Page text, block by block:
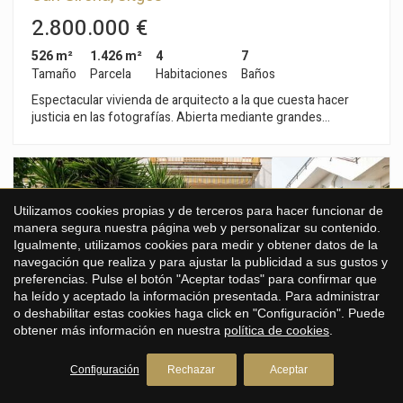
2.800.000 €
526 m²
Tamaño
1.426 m²
Parcela
4
Habitaciones
7
Baños
Espectacular vivienda de arquitecto a la que cuesta hacer
justicia en las fotografías. Abierta mediante grandes
eficiencia energética, de techos muy altos y espacios de
grandes dimensiones, se diseñó para una familia que busque
una casa moderna, de gran privacidad y tranquilidad y a la vez,
cerca del centro de Sitges. Desde la planta de calle se accede
a un parking con capacidad al menos para 3 coches. La zona
de entrada puede además alojar 4 o 5 vehículos de invitados.
En esta planta también se encuentra un lavadero, con
lavadora, secadora y armarios suficientes para alojar la colada
de una gran familia. En esta planta se aloja también todas el
cuarto de máquinas de la casa y de la piscina: calefacción por
aerotérmia, purificador de agua, descalcificador... Se accede a
la primera planta mediante ascensor por unas cómodas
escaleras por el lateral izquierdo de la vivienda, donde se
encuentra un amplio y luminoso salón-comedor a doble altura
Utilizamos cookies propias y de terceros para hacer funcionar de
manera segura nuestra página web y personalizar su contenido.
Igualmente, utilizamos cookies para medir y obtener datos de la
navegación que realiza y para ajustar la publicidad a sus gustos y
preferencias. Pulse el botón "Aceptar todas" para confirmar que
ha leído y aceptado la información presentada. Para administrar
o deshabilitar estas cookies haga click en "Configuración". Puede
obtener más información en nuestra política de cookies
Configuración Rechazar Aceptar